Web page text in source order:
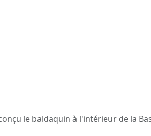
le baldaquin à l'intérieur de la